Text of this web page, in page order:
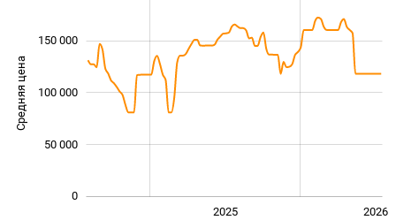
Средняя цена 100 000
0
50 000
100 000
150 000
2025 2026